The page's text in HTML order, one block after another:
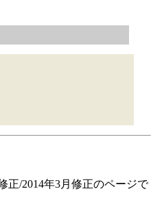
正/2014年3月修正のページで